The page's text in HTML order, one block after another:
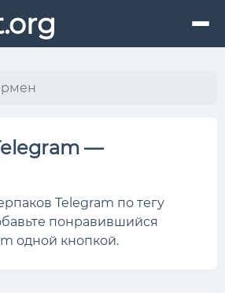
—
Telegram по тегу
понравившийся
одной кнопкой.